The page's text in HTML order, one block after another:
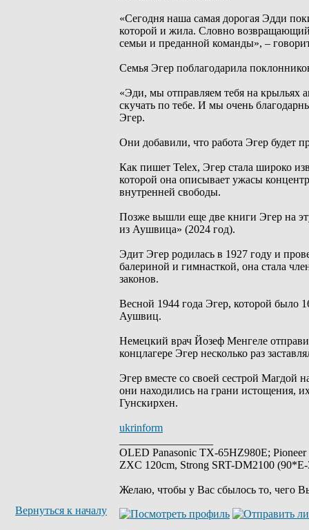
«Сегодня наша самая дорогая Эдди
которой и жила. Словно
семьи и преданной команды», –
Семья Эгер поблагодарила
«Эди, мы отправляем тебя на крыльях
скучать по тебе. И мы очень
Эгер.
Они добавили, что работа Эгер будет
Как пишет Telex, Эгер стала широко
которой она описывает ужасы
внутренней свободы.
Позже вышли еще две книги Эгер на
из Аушвица» (2024 год).
Эдит Эгер родилась в 1927 году и
балериной и гимнасткой, она стала
законов.
Весной 1944 года Эгер, которой было
Аушвиц.
Немецкий врач Йозеф Менгеле
концлагере Эгер несколько раз
Эгер вместе со своей сестрой Магдой
они находились на грани истощения,
Гунскирхен.
ukrinform
OLED Panasonic TX-65HZ980E;
ZXC 120cm, Strong SRT-DM2100
Желаю, чтобы у Вас сбылось то, чего
Вернуться к началу